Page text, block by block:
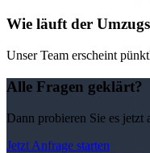
Wie läuft der
Unser Team erscheint
Alle Fragen geklärt?
Dann probieren Sie es
Jetzt Anfrage starten